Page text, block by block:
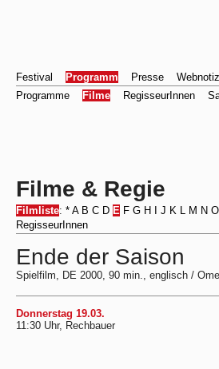
Festival Programm Presse
Programme
Filme RegisseurInnen
Filme & Regie
Filmliste: * A B C D E F G H J K L M N O
RegisseurInnen
Ende der Saison
Spielfilm, DE 2000, 90 min., englisch /
Donnerstag 19.03.
11:30 Uhr, Rechbauer